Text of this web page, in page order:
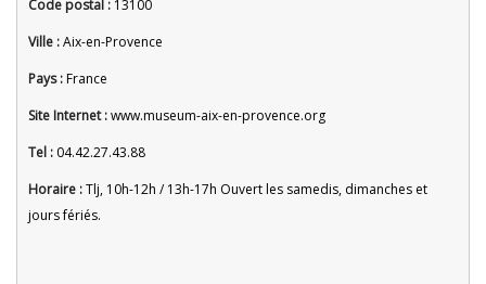
Code postal : 13100
Ville :Aix-en-Provence
Pays :France
Site Internet :www.museum-aix-en-provence.org
Tel : 04.42.27.43.88
Horaire :Tlj, 10h-12h / 13h-17h Ouvert les samedis, dimanches et
jours fériés.